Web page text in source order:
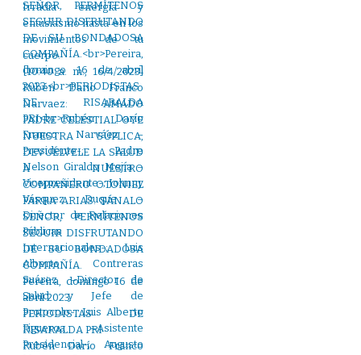
Irradia energía y
entusiasmo hasta en los
movimientos de tu
cuerpo.
[10:40 a. m., 16/4/2023]
Rubén Dario Franco
Narvaez: AMADO
PADRE CELESTIAL: OYE
NUESTRA SÚPLICA,
DEVUÉLVELE LA SALUD
A NUESTRO
COMPAÑERO OTONIEL
PARRA ARIAS. SÁNALO
SEÑOR, PERMÍTENOS
SEGUIR DISFRUTANDO
DE SU BONDADOSA
COMPAÑÍA.
Pereira, domingo 16 de
abril 2023.
PERIODISTAS DE
RISARALDA PRI
Rubén Darío Franco